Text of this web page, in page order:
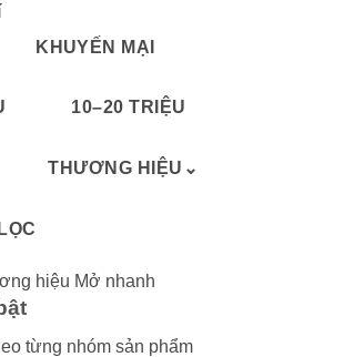
KHUYẾN MẠI
10–20 TRIỆU
THƯƠNG HIỆU ⌄
hiệu Mở nhanh
từng nhóm sản phẩm